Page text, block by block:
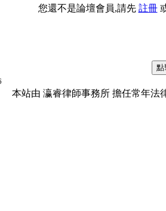
您還不是論壇會員,請先 註冊
本站由 瀛睿律師事務所 擔任常年法